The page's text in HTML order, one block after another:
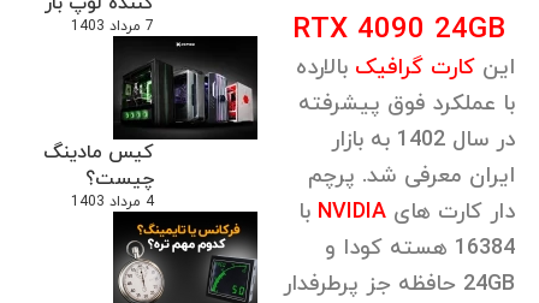
7 مرداد 1403
کیس مادینگ
چیست؟
4 مرداد 1403
RTX 4090 24GB
این کارت گرافیک بالارده
با عملکرد فوق پیشرفته
در سال 1402 به بازار
ایران معرفی شد. پرچم
دار کارت های NVIDIA با
16384 هسته کودا و
24GB حافظه جز پرطرفدار